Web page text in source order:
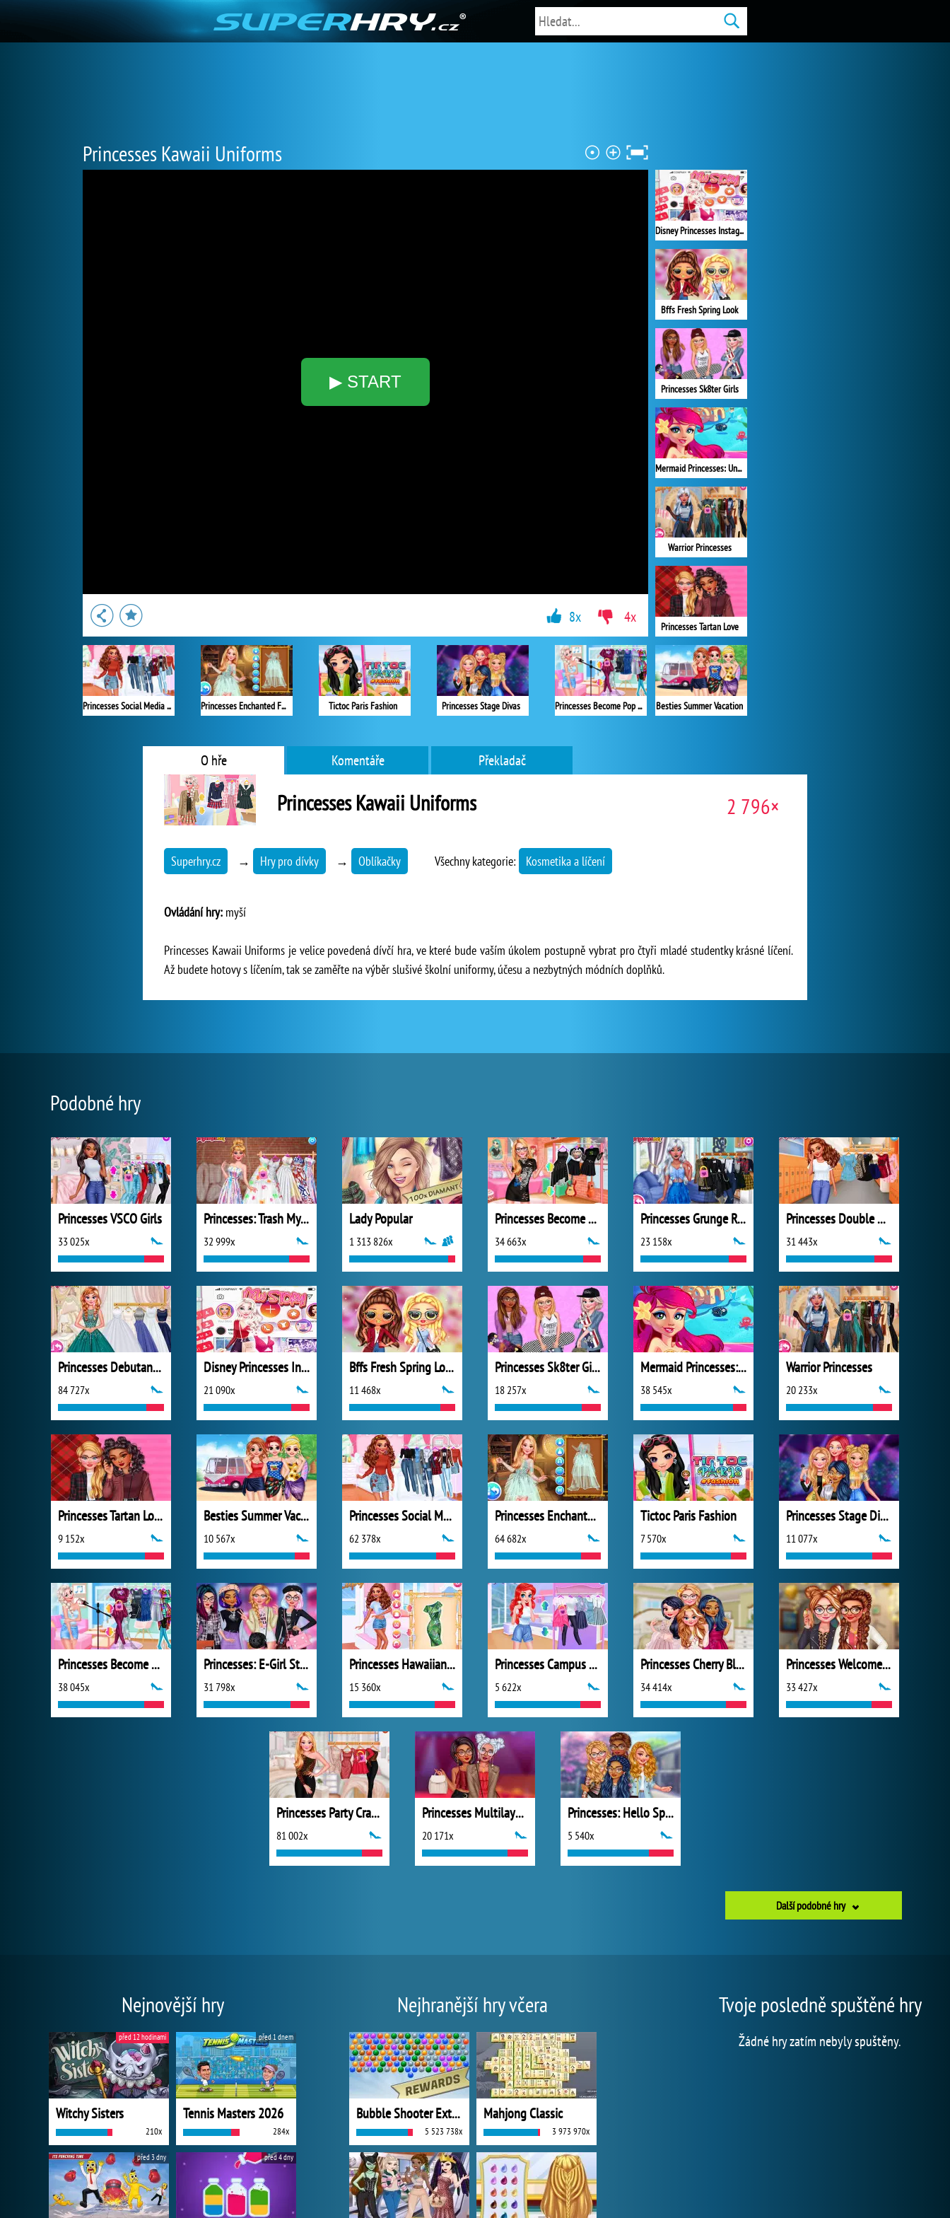
Princesses Kawaii Uniforms
▶ START
Disney Princesses Instagram Stories
Bffs Fresh Spring Look
Princesses Sk8ter Girls
Mermaid Princesses: Underwater Games
Warrior Princesses
Princesses Tartan Love
Besties Summer Vacation
Princesses Social Media Stars Princesses Enchanted Fairy Looks Tictoc Paris Fashion Princesses Stage Divas Princesses Become Pop Stars
8x 4x
O hře Komentáře Překladač
Princesses Kawaii Uniforms 2 796×
Superhry.cz → Hry pro dívky → Oblíkačky Všechny kategorie: Kosmetika a líčení
Ovládání hry: myší
Princesses Kawaii Uniforms je velice povedená dívčí hra, ve které bude vaším úkolem postupně vybrat pro čtyři mladé studentky krásné líčení.
Až budete hotovy s líčením, tak se zaměřte na výběr slušivé školní uniformy, účesu a nezbytných módních doplňků.
Podobné hry
Princesses VSCO Girls
33 025x
Princesses: Trash My Wedding Dress
32 999x
Lady Popular
1 313 826x
Princesses Become Rebels Punks
34 663x
Princesses Grunge Rockstars
23 158x
Princesses Double Date
31 443x
Princesses Debutante Ball
84 727x
Disney Princesses Instagram Stories
21 090x
Bffs Fresh Spring Look
11 468x
Princesses Sk8ter Girls
18 257x
Mermaid Princesses: Underwater Games
38 545x
Warrior Princesses
20 233x
Princesses Tartan Love
9 152x
Besties Summer Vacation
10 567x
Princesses Social Media Stars
62 378x
Princesses Enchanted Fairy Looks
64 682x
Tictoc Paris Fashion
7 570x
Princesses Stage Divas
11 077x
Princesses Become Pop Stars
38 045x
Princesses: E-Girl Style
31 798x
Princesses Hawaiian Memories
15 360x
Princesses Campus Gossip
5 622x
Princesses Cherry Blossom Spring Dance
34 414x
Princesses Welcome Party
33 427x
Princesses Party Crashers
81 002x
Princesses Multilayered Fashio
20 171x
Princesses: Hello Spring
5 540x
Další podobné hry
Nejnovější hry
Witchy Sisters
210x
před 12 hodinami
Tennis Masters 2026
284x
před 1 dnem
před 3 dny před 4 dny
Nejhranější hry včera
Bubble Shooter Extreme
5 523 738x
Mahjong Classic
3 973 970x
Tvoje posledně spuštěné hry
Žádné hry zatím nebyly spuštěny.